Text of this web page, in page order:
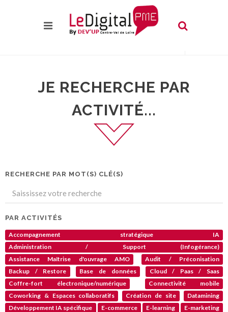
JE RECHERCHE PAR
ACTIVITÉ...
RECHERCHE PAR MOT(S) CLÉ(S)
PAR ACTIVITÉS
Accompagnement stratégique IA
Administration / Support (Infogérance)
Assistance Maîtrise d'ouvrage AMO
Audit / Préconisation
Backup / Restore
Base de données
Cloud / Paas / Saas
Coffre-fort électronique/numérique
Connectivité mobile
Coworking & Espaces collaboratifs
Création de site
Datamining
Développement IA spécifique
E-commerce E-learning
E-marketing